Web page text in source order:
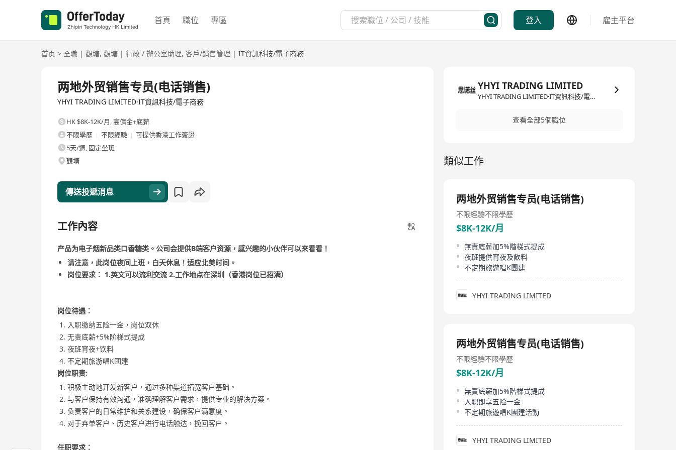
首頁 職位 專區 登入 雇主平台
首页 > 全職 | 觀塘, 觀塘 | 行政 / 辦公室助理, 客戶/銷售管理 | IT資訊科技/電子商務
两地外贸销售专员(电话销售)
YHYI TRADING LIMITED·IT資訊科技/電子商務
HK $8K-12K/月,高傭金+底薪
不限學歷
不限經驗
可提供香港工作簽證
5天/週, 固定坐班
觀塘
傳送投遞消息
工作內容
产品为电子烟新品类口香糖类。公司会提供B端客户资源，感兴趣的小伙伴可以来看看！
请注意，此岗位夜间上班，白天休息！适应北美时间。
岗位要求： 1.英文可以流利交流 2.工作地点在深圳（香港岗位已招满）
岗位待遇：
入职缴纳五险一金，岗位双休
无责底薪+5%阶梯式提成
夜班宵夜+饮料
不定期旅游唱K团建
岗位职责:
积极主动地开发新客户，通过多种渠道拓宽客户基础。
与客户保持有效沟通，准确理解客户需求，提供专业的解决方案。
负责客户的日常维护和关系建设，确保客户满意度。
对于弃单客户、历史客户进行电话触达，挽回客户。
任职要求：
YHYI TRADING LIMITED
YHYI TRADING LIMITED·IT資訊科技/電子商務
查看全部5個職位
類似工作
两地外贸销售专员(电话销售)
不限經驗不限學歷
$8K-12K/月
無責底薪加5%階梯式提成
夜班提供宵夜及飲料
不定期旅遊唱K團建
YHYI TRADING LIMITED
两地外贸销售专员(电话销售)
不限經驗不限學歷
$8K-12K/月
無責底薪加5%階梯式提成
入职即享五险一金
不定期旅遊唱K團建活動
YHYI TRADING LIMITED